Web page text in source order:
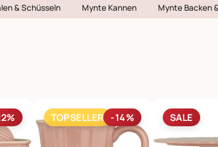
& Schüsseln
Mynte Kannen Mynte Backen
TOPSELLER -14% SALE